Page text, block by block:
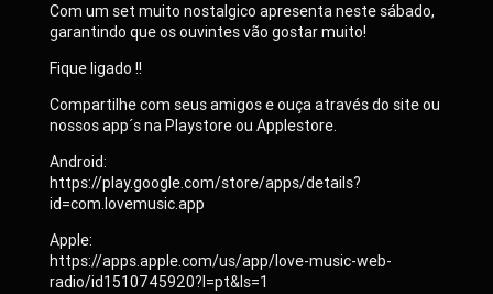
Com um set muito nostalgico apresenta neste sábado,
garantindo que os ouvintes vão gostar muito!
Fique ligado !!
Compartilhe com seus amigos e ouça através do site ou
nossos app´s na Playstore ou Applestore.
Android:
https://play.google.com/store/apps/details?
id=com.lovemusic.app
Apple:
https://apps.apple.com/us/app/love-music-web-
radio/id1510745920?l=pt&ls=1